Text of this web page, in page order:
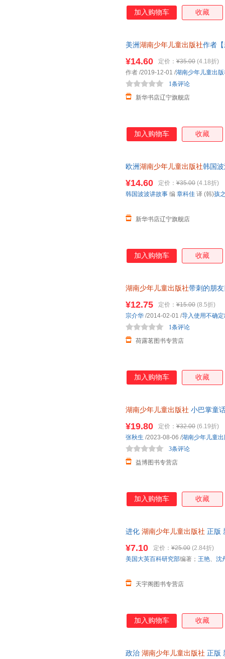
加入购物车 收藏
美洲湖南少年儿童出版社作者
¥14.60 定价： ¥35.00 (4.18折)
新华书店辽宁旗舰店
1条评论
作者 /2019-12-01 /湖南少年儿童出
加入购物车 收藏
欧洲湖南少年儿童出版社韩国
¥14.60 定价： ¥35.00 (4.18折)
新华书店辽宁旗舰店
韩国波波讲故事 编 章科佳 译 (韩)孩
加入购物车 收藏
湖南少年儿童出版社带刺的朋
¥12.75 定价： ¥15.00 (8.5折)
荷露茗图书专营店
1条评论
宗介华 /2014-02-01 /导入使用不确
加入购物车 收藏
湖南少年儿童出版社 小巴掌童
¥19.80 定价： ¥32.00 (6.19折)
益博图书专营店
3条评论
张秋生 /2023-08-06 /湖南少年儿童
加入购物车 收藏
进化 湖南少年儿童出版社 正版
¥7.10 定价： ¥25.00 (2.84折)
天宇阁图书专营店
美国大英百科研究部编著； 王艳、 沈
加入购物车 收藏
政治 湖南少年儿童出版社 正版